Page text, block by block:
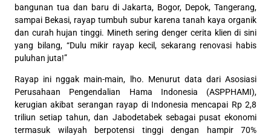
bangunan tua dan baru di Jakarta, Bogor, Depok, Tangerang,
sampai Bekasi, rayap tumbuh subur karena tanah kaya organik
dan curah hujan tinggi. Mineth sering denger cerita klien di sini
yang bilang, “Dulu mikir rayap kecil, sekarang renovasi habis
puluhan juta!”
Rayap ini nggak main-main, lho. Menurut data dari Asosiasi
Perusahaan Pengendalian Hama Indonesia (ASPPHAMI),
kerugian akibat serangan rayap di Indonesia mencapai Rp 2,8
triliun setiap tahun, dan Jabodetabek sebagai pusat ekonomi
termasuk wilayah berpotensi tinggi dengan hampir 70%